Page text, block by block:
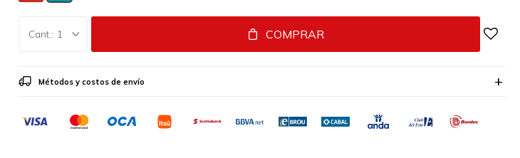
1 COMPRAR
Métodos y costos de envío